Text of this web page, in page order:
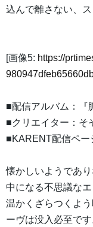
込んで離さない、
[画像5: https://
■配信アルバム：『
■クリエイター：そ
■KARENT配信ペー
懐かしいようであ
中になる不思議な
温かくざらつくよ
ーヴは没入必至です